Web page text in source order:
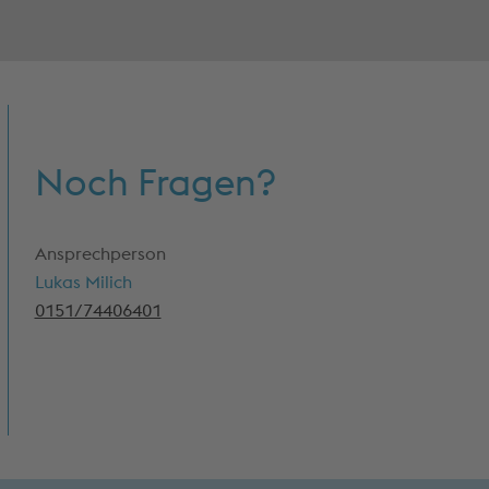
Noch Fragen?
Ansprechperson
Lukas Milich
0151/74406401